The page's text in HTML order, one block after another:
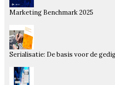
Marketing Benchmark 2025
Serialisatie: De basis voor de